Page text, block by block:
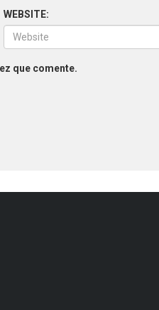
WEBSITE:
que comente.